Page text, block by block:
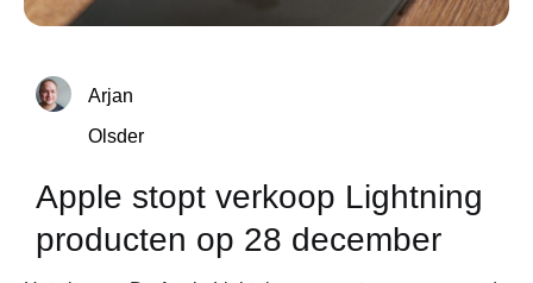
Arjan
Olsder
Apple stopt verkoop Lightning
producten op 28 december